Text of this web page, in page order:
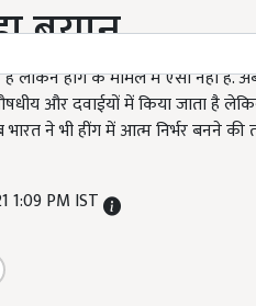
बयान
है लेकिन हींग के मामले में ऐसा नहीं
और दवाईयों में किया जाता है
ने भी हींग में आत्म निर्भर बनने की
1:09 PM IST